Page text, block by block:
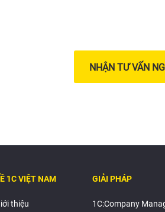
NHẬN TƯ VẤN
1C VIỆT NAM
thiệu
GIẢI PHÁP
1C:Company